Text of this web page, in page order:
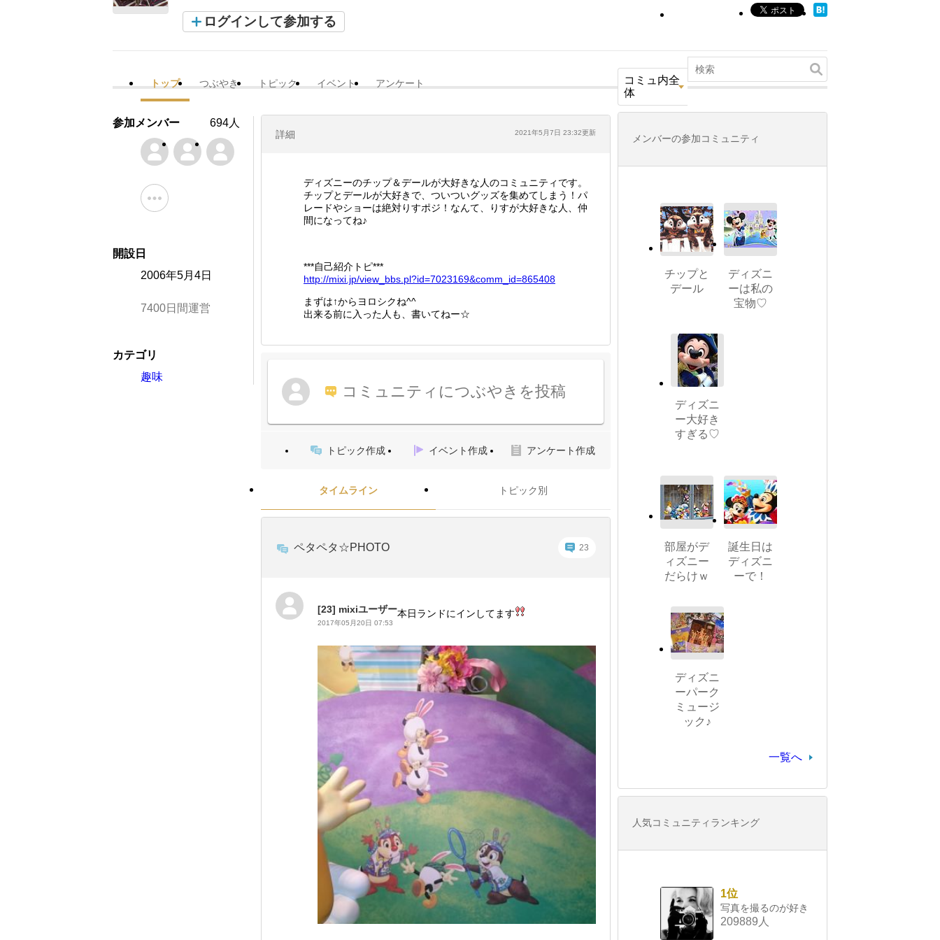
ログインして参加する
トップ つぶやき トピック イベント アンケート
コミュ内全
体
詳細 2021年5月7日 23:32更新
ディズニーのチップ＆デールが大好きな人のコミュニティです。
チップとデールが大好きで、ついついグッズを集めてしまう！パ
レードやショーは絶対りすポジ！なんて、りすが大好きな人、仲
間になってね♪
***自己紹介トピ***
http://mixi.jp/view_bbs.pl?id=7023169&comm _id=865408
まずは↑からヨロシクね^^
出来る前に入った人も、書いてねー☆
コミュニティにつぶやきを投稿
トピック作成 イベント作成 アンケート作成
タイムライン トピック別
ペタペタ☆PHOTO 23
[23] mixiユーザー
2017年05月20日 07:53
本日ランドにインしてます
参加メンバー 694人
開設日
2006年5月4日
7400日間運営
カテゴリ
趣味
メンバーの参加コミュニティ
チップと
デール
ディズニ
ーは私の
宝物♡
ディズニ
ー大好き
すぎる♡
部屋がデ
ィズニー
だらけｗ
誕生日は
ディズニ
ーで！
ディズニ
ーパーク
ミュージ
ック♪
一覧へ
人気コミュニティランキング
1位
写真を撮るのが好き
209889人